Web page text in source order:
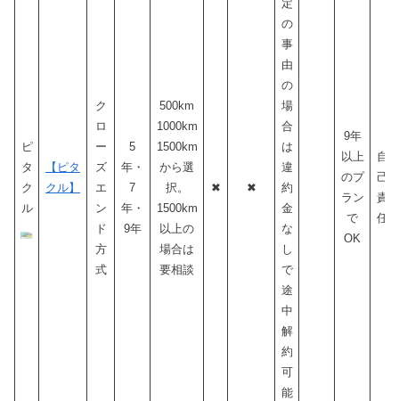
ピ
タ
ク
ル
【ピタ
クル】
ク
ロ
ー
ズ
エ
ン
ド
方
式
5
年・
7
年・
9年
500km
1000km
1500km
から選
択。
1500km
以上の
場合は
要相談
✖ ✖
定
の
事
由
の
場
合
は
違
約
金
な
し
で
途
中
解
約
可
能
9年
以上
のプ
ラン
で
OK
自
己
責
任